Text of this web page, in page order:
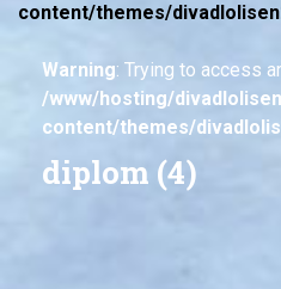
content/themes/
Warning: Trying to access
/www/hosting/
content/themes/
diplom (4)